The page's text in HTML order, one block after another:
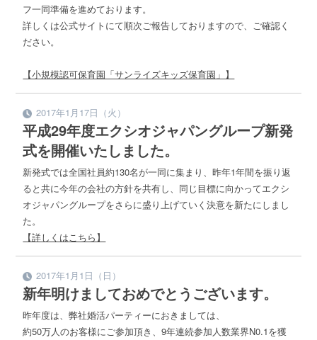
フ一同準備を進めております。
詳しくは公式サイトにて順次ご報告しておりますので、ご確認く
ださい。
【小規模認可保育園「サンライズキッズ保育園」】
2017年1月17日（火）
平成29年度エクシオジャパングループ新発
式を開催いたしました。
新発式では全国社員約130名が一同に集まり、昨年1年間を振り返
ると共に今年の会社の方針を共有し、同じ目標に向かってエクシ
オジャパングループをさらに盛り上げていく決意を新たにしまし
た。
【詳しくはこちら】
2017年1月1日（日）
新年明けましておめでとうございます。
昨年度は、弊社婚活パーティーにおきましては、
約50万人のお客様にご参加頂き、9年連続参加人数業界N0.1を獲